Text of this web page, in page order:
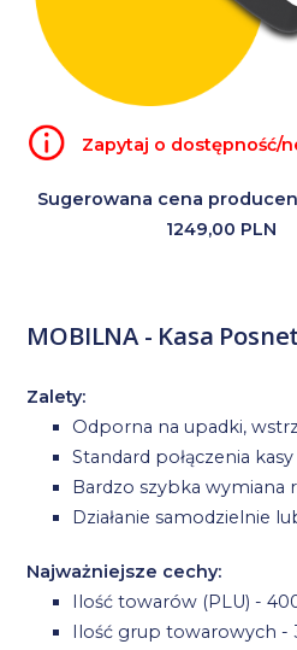
Zapytaj o dostępność/
Sugerowana cena
1249,00 PLN
MOBILNA - Kasa
Zalety:
Odporna na upadki,
Standard połączenia kasy
Bardzo szybka wymiana
Działanie samodzielnie
Najważniejsze cechy:
Ilość towarów (PLU) -
Ilość grup towarowych -